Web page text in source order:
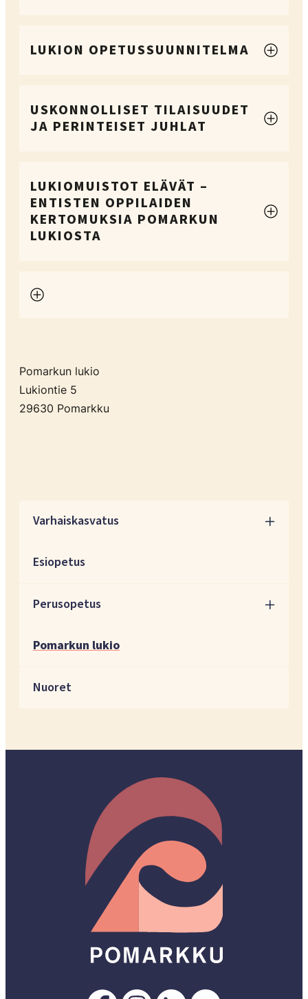
LUKION OPETUSSUUNNITELMA
USKONNOLLISET TILAISUUDET
JA PERINTEISET JUHLAT
LUKIOMUISTOT ELÄVÄT –
ENTISTEN OPPILAIDEN
KERTOMUKSIA POMARKUN
LUKIOSTA
Pomarkun lukio
Lukiontie 5
29630 Pomarkku
Varhaiskasvatus
Esiopetus
Perusopetus
Pomarkun lukio
Nuoret
PomarkkuPomarkkuPomarkku